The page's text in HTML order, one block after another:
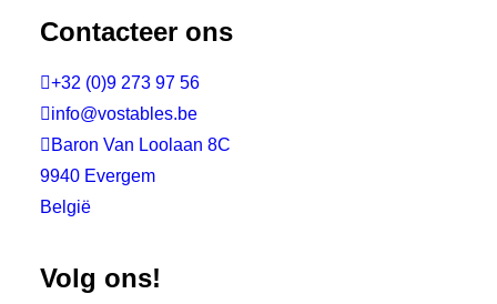
Contacteer ons
+32 (0)9 273 97 56
info@vostables.be
 Baron Van Loolaan 8C
9940 Evergem
België
Volg ons!